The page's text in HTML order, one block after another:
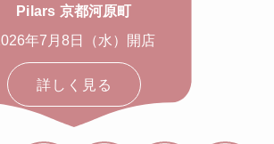
Pilars 京都河原町
年7月8日（水）開店
詳しく見る